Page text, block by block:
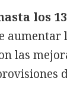
los
aumentar
las